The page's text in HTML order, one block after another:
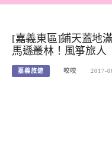
[嘉義東區]鋪天蓋地
馬遜叢林！風箏旅人
嘉義旅遊 咬咬 2017-